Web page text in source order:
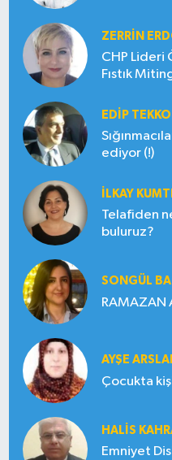
ZERRIN
CHP Lideri
Fıstık
EDIP
ediyor (!)
İLKAY
Telafiden
buluruz?
SONGÜL
RAMAZAN
AYŞE
Çocukta
HALIS
Emniyet